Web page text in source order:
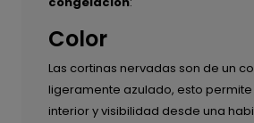
Color
Las cortinas nervadas son de un
ligeramente azulado, esto permite
interior y visibilidad desde una